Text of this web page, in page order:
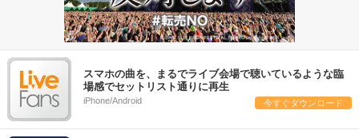
スマホの曲を、まるでライブ会場で聴いているような臨
場感でセットリスト通りに再生
iPhone/Android 今すぐダウンロード